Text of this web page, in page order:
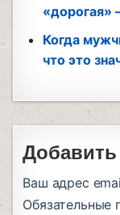
«дорогая»
Когда
что это
Ваш адрес
Обязательные